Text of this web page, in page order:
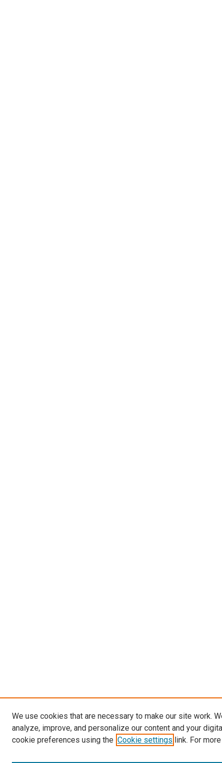
We use cookies that are necessary to make our site work.
analyze, improve, and personalize our content and your
cookie preferences using the Cookie settings link. For